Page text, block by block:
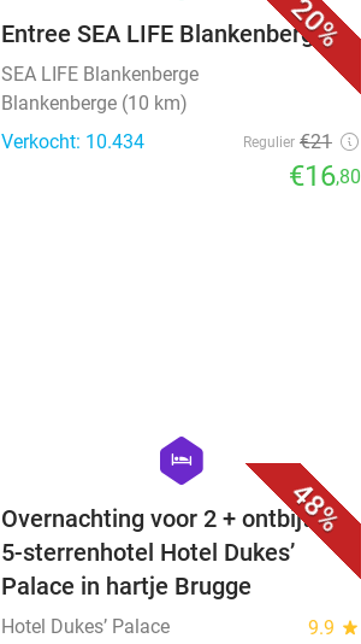
20%
Entree SEA LIFE Blankenberge
SEA LIFE Blankenberge
Blankenberge (10 km)
Verkocht: 10.434
Regulier €21
€16,80
48%
hexagon
hotel
Overnachting voor 2 + ontbijt bij
5-sterrenhotel Hotel Dukes’
Palace in hartje Brugge
Hotel Dukes’ Palace 9.9 star